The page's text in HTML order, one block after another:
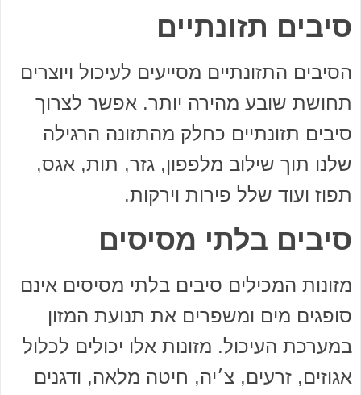
סיבים תזונתיים
הסיבים התזונתיים מסייעים לעיכול ויוצרים
תחושת שובע מהירה יותר. אפשר לצרוך
סיבים תזונתיים כחלק מהתזונה הרגילה
שלנו תוך שילוב מלפפון, גזר, תות, אגס,
תפוז ועוד שלל פירות וירקות.
סיבים בלתי מסיסים
מזונות המכילים סיבים בלתי מסיסים אינם
סופגים מים ומשפרים את תנועת המזון
במערכת העיכול. מזונות אלו יכולים לכלול
אגוזים, זרעים, צ׳יה, חיטה מלאה, ודגנים